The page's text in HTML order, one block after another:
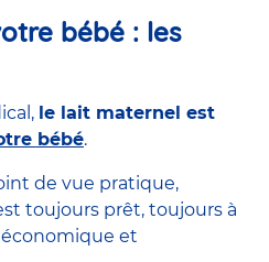
bébé : les
le lait maternel est
bébé.
de vue pratique,
toujours prêt, toujours à
et